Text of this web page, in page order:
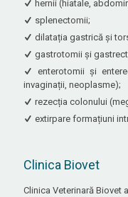
hernii (hiatale,
splenectomii;
dilatația gastrică și
gastrotomii și
enterotomii și
invaginații, neoplasme);
rezecția colonului
extirpare formațiuni
Clinica Biovet
Clinica Veterinară Biovet